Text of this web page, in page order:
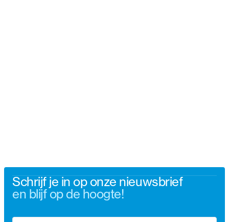
Schrijf je in op onze nieuwsbrief
en blijf op de hoogte!